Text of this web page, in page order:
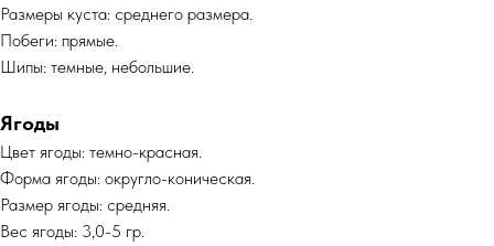
Размеры куста: среднего размера.
Побеги: прямые.
Шипы: темные, небольшие.
Ягоды
Цвет ягоды: темно-красная.
Форма ягоды: округло-коническая.
Размер ягоды: средняя.
Вес ягоды: 3,0-5 гр.